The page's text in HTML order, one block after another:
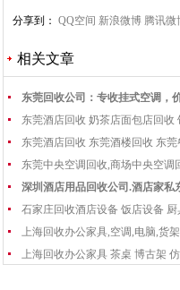
分享到： QQ空间 新浪微博 腾讯微
相关文章
东莞回收公司：专收挂式空调，
东莞酒店回收 奶茶店面包店回收
东莞酒店回收 东莞酒楼回收 东
东莞中央空调回收,商场中央空调
深圳酒店用品回收公司.酒店家私
石家庄回收酒店设备 饭店设备 厨
上海回收办公家具,空调,电脑,货
上海回收办公家具 茶桌 博古架